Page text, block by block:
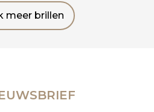
meer brillen